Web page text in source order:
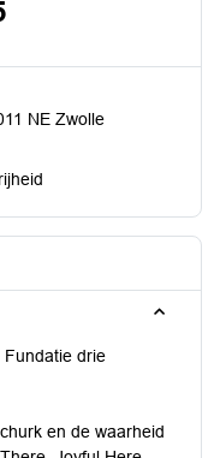
NE Zwolle
drie
en de waarheid